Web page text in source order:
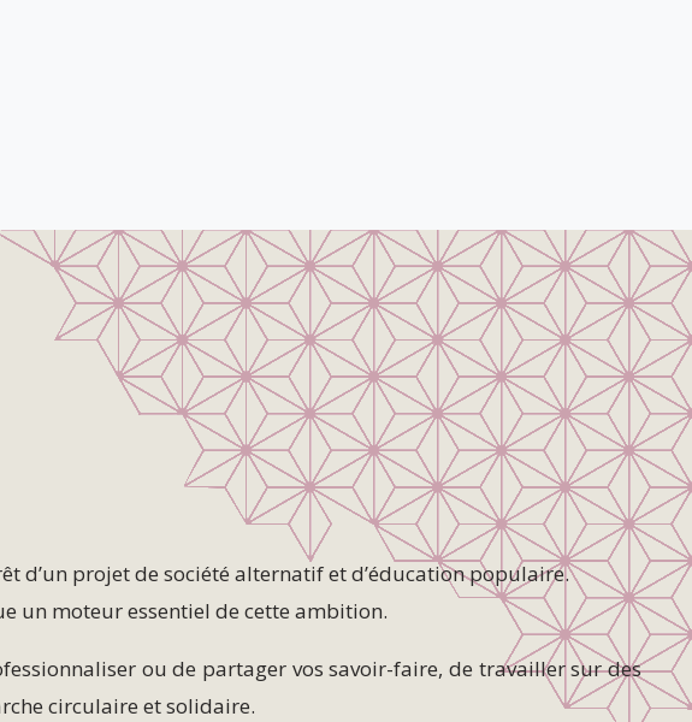
d’un projet de société alternatif et d’éducation populaire.
un moteur essentiel de cette ambition.
ou de partager vos savoir-faire, de travailler sur des
circulaire et solidaire.